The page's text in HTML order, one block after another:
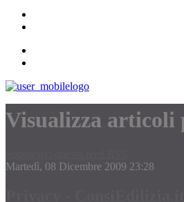
Visualizza articoli
Martedì, 08 Dicembre 2009 23:28